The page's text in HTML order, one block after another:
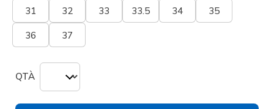
31 32 33 33.5 34 35
36 37
QTÀ